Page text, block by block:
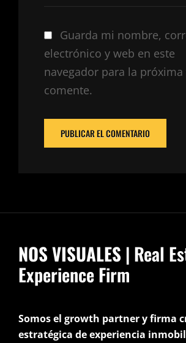
Guarda mi nombre,
electrónico y web en este
navegador para la próxima
comente.
NOS VISUALES| Real
Experience Firm
Somos el growth partner y firma
estratégica de experiencia